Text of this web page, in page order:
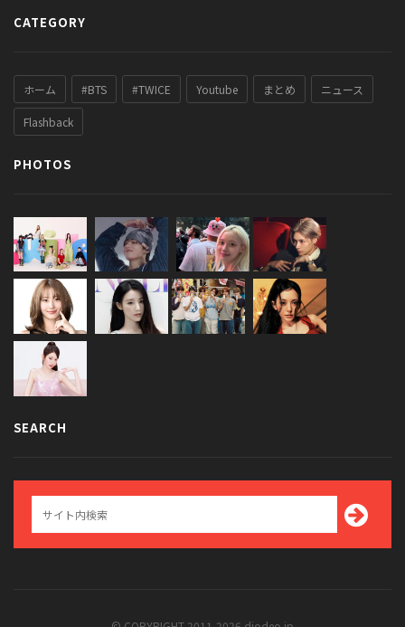
CATEGORY
ホーム #BTS #TWICE Youtube まとめ ニュース
Flashback
PHOTOS
SEARCH